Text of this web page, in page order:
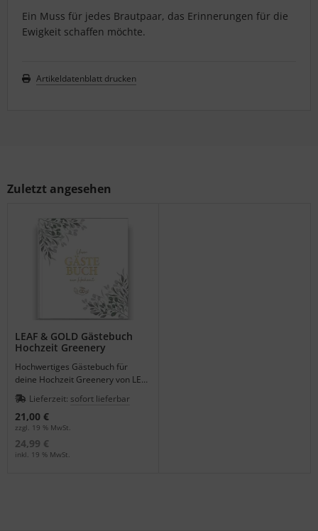
Ein Muss für jedes Brautpaar, das Erinnerungen für die
Ewigkeit schaffen möchte.
Artikeldatenblatt drucken
Zuletzt angesehen
LEAF & GOLD Gästebuch
Hochzeit Greenery
Hochwertiges Gästebuch für
deine Hochzeit Greenery von LEAF
& GOLD.
Lieferzeit: sofort lieferbar
21,00 €
zzgl. 19 % MwSt.
24,99 €
inkl. 19 % MwSt.